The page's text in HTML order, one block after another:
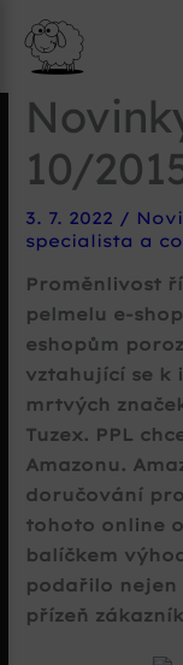
10/
3. 7. 2022 /
specialista a
Proměnlivost
pelmelu e-
eshopům
vztahující se k
mrtvých
Tuzex. PPL
Amazonu.
doručování
tohoto online
balíčkem
podařilo
přízeň